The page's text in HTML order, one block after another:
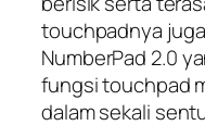
touchpadnya
NumberPad 2.0
fungsi touchpad
dalam sekali